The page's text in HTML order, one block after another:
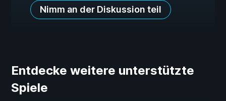
Nimm an der Diskussion teil
Entdecke weitere unterstützte
Spiele